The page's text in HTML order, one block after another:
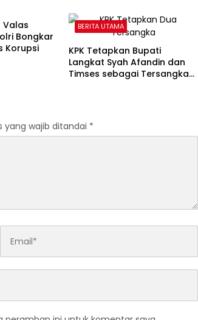
Valas
Bongkar
Korupsi
BERITA UTAMA
KPK Tetapkan Bupati
Langkat Syah Afandin dan
Timses sebagai Tersangka
yang wajib ditandai *